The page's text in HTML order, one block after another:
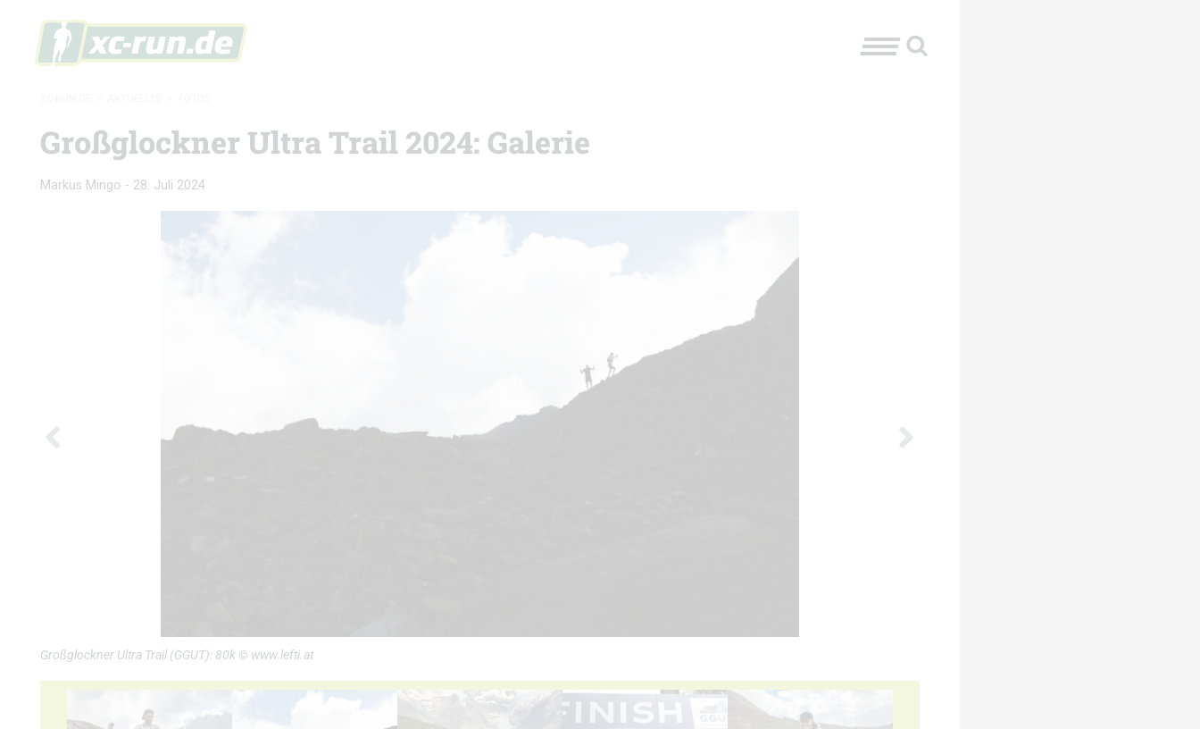
Großglockner Ultra Trail 2024: Galerie
Markus Mingo - 28. Juli 2024
Großglockner Ultra Trail (GGUT): 80k © www.lefti.at